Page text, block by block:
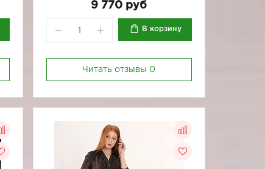
9 770 руб
В корзину
Читать отзывы 0